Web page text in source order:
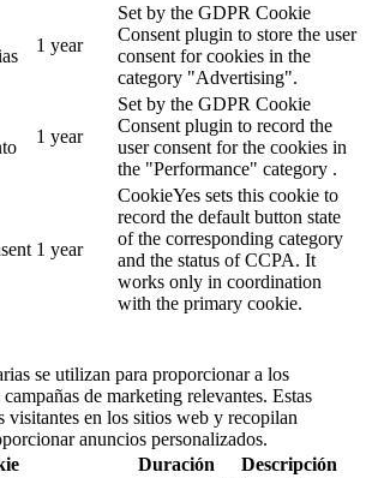
1 year
Set by the GDPR Cookie
Consent plugin to store the user
consent for cookies in the
category "Advertising".
1 year
Set by the GDPR Cookie
Consent plugin to record the
user consent for the cookies in
the "Performance" category .
1 year
CookieYes sets this cookie to
record the default button state
of the corresponding category
and the status of CCPA. It
works only in coordination
with the primary cookie.
se utilizan para proporcionar a los
de marketing relevantes. Estas
visitantes en los sitios web y recopilan
anuncios personalizados.
Duración Descripción